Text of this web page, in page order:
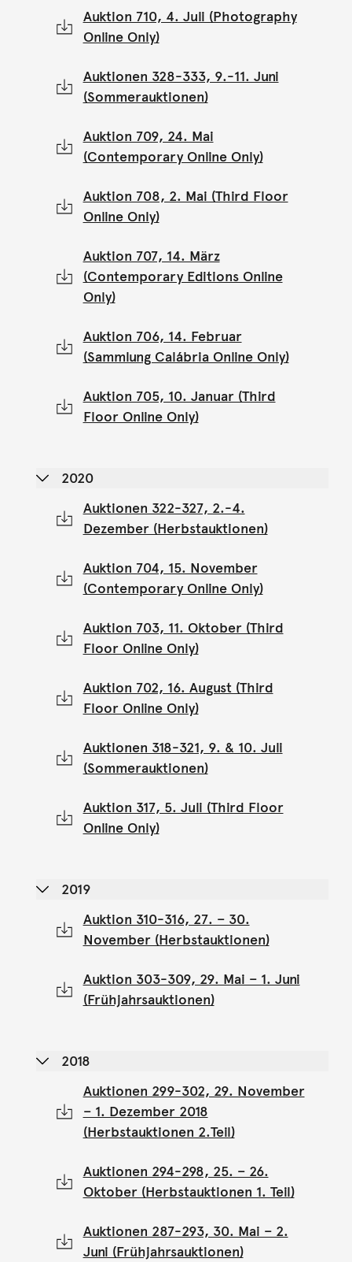
Auktion 710, 4. Juli (Photography
Online Only)
Auktionen 328-333, 9.-11. Juni
(Sommerauktionen)
Auktion 709, 24. Mai
(Contemporary Online Only)
Auktion 708, 2. Mai (Third Floor
Online Only)
Auktion 707, 14. März
(Contemporary Editions Online
Only)
Auktion 706, 14. Februar
(Sammlung Calábria Online Only)
Auktion 705, 10. Januar (Third
Floor Online Only)
2020
Auktionen 322-327, 2.-4.
Dezember (Herbstauktionen)
Auktion 704, 15. November
(Contemporary Online Only)
Auktion 703, 11. Oktober (Third
Floor Online Only)
Auktion 702, 16. August (Third
Floor Online Only)
Auktionen 318-321, 9. & 10. Juli
(Sommerauktionen)
Auktion 317, 5. Juli (Third Floor
Online Only)
2019
Auktion 310-316, 27. – 30.
November (Herbstauktionen)
Auktion 303-309, 29. Mai – 1. Juni
(Frühjahrsauktionen)
2018
Auktionen 299-302, 29. November
– 1. Dezember 2018
(Herbstauktionen 2.Teil)
Auktionen 294-298, 25. – 26.
Oktober (Herbstauktionen 1. Teil)
Auktionen 287-293, 30. Mai – 2.
Juni (Frühjahrsauktionen)